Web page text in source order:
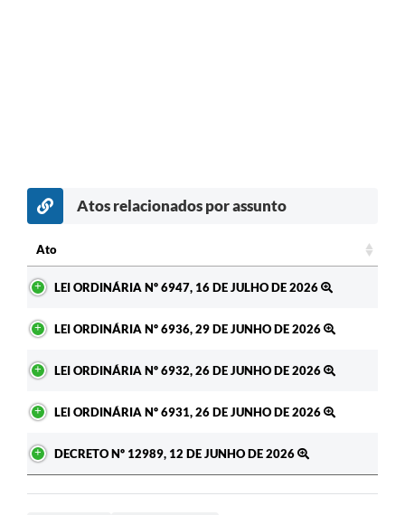
Atos relacionados por assunto
Ato
LEI ORDINÁRIA Nº 6947, 16 DE JULHO DE 2026
LEI ORDINÁRIA Nº 6936, 29 DE JUNHO DE 2026
LEI ORDINÁRIA Nº 6932, 26 DE JUNHO DE 2026
LEI ORDINÁRIA Nº 6931, 26 DE JUNHO DE 2026
DECRETO Nº 12989, 12 DE JUNHO DE 2026